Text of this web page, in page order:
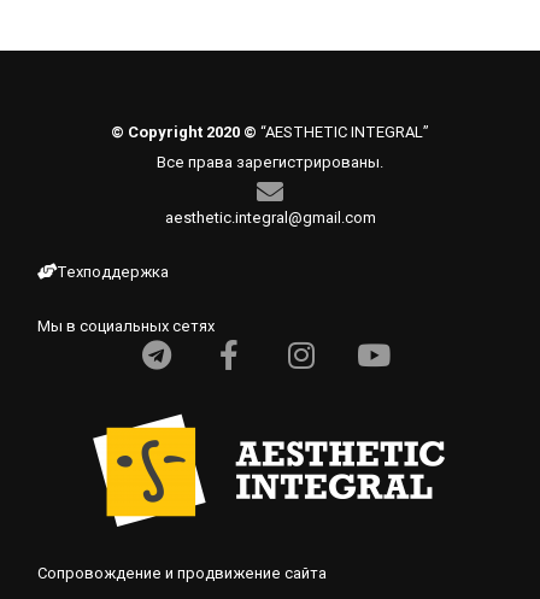
© Copyright 2020 © “AESTHETIC INTEGRAL”
Все права зарегистрированы.
aesthetic.integral@gmail.com
Техподдержка
Мы в социальных сетях
Сопровождение и продвижение сайта